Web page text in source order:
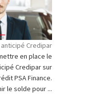
Credipar
en place le
Credipar sur
PSA Finance.
le solde pour ...